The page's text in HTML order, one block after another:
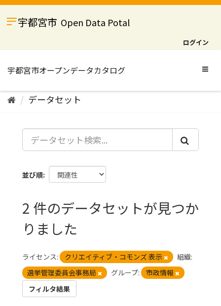
ス
宇都宮市 Open Data Potal
ログイン
データセット
並び順
2 件のデータセットが見つか
りました
ライセンス: クリエイティブ・コモンズ 表示
組織:
選挙管理委員会事務局
グループ:
市政情報
フィルタ結果